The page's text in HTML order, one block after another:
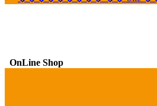
OnLine Shop